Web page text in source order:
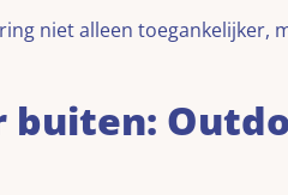
niet alleen toegankelijker,
buiten: